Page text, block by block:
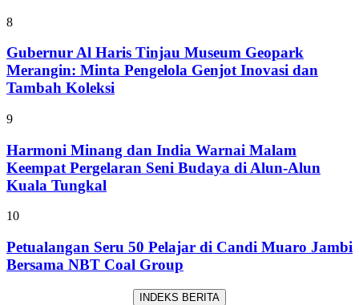
8
Gubernur Al Haris Tinjau Museum Geopark
Merangin: Minta Pengelola Genjot Inovasi dan
Tambah Koleksi
9
Harmoni Minang dan India Warnai Malam
Keempat Pergelaran Seni Budaya di Alun-Alun
Kuala Tungkal
10
Petualangan Seru 50 Pelajar di Candi Muaro Jambi
Bersama NBT Coal Group
INDEKS BERITA